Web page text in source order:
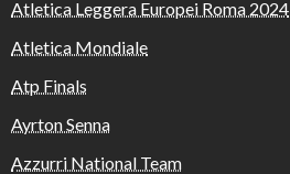
Atletica Leggera Europei Roma 2024
Atletica Mondiale
Atp Finals
Ayrton Senna
Azzurri National Team